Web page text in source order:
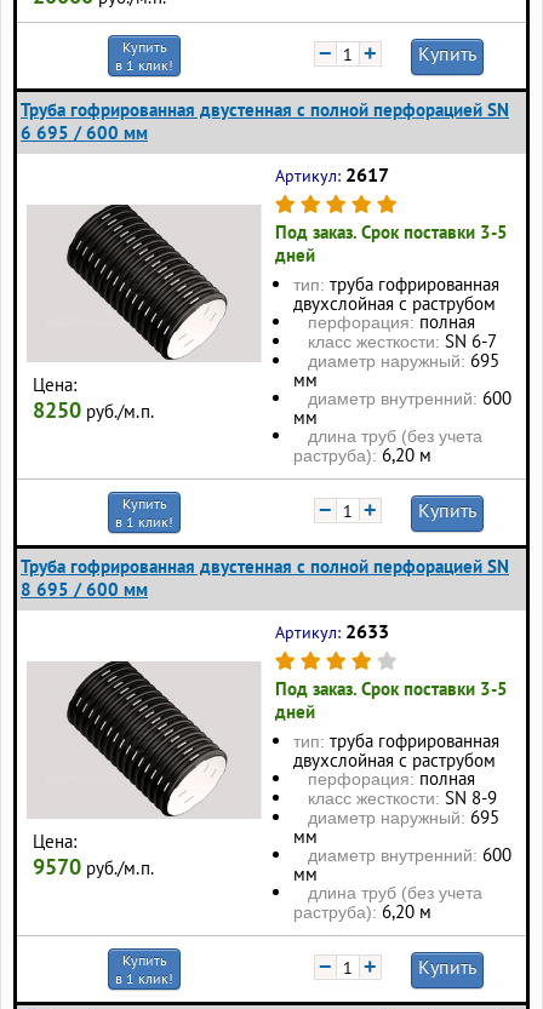
Купить
в 1 клик!
− + Купить
Труба гофрированная двустенная с полной перфорацией SN
6 695 / 600 мм
Цена:
8250 руб./м.п.
Артикул: 2617
Под заказ. Срок поставки 3-5
дней
тип: труба гофрированная
двухслойная с раструбом
перфорация: полная
класс жесткости: SN 6-7
диаметр наружный: 695
мм
диаметр внутренний: 600
мм
длина труб (без учета
раструба): 6,20 м
Купить
в 1 клик!
− + Купить
Труба гофрированная двустенная с полной перфорацией SN
8 695 / 600 мм
Цена:
9570 руб./м.п.
Артикул: 2633
Под заказ. Срок поставки 3-5
дней
тип: труба гофрированная
двухслойная с раструбом
перфорация: полная
класс жесткости: SN 8-9
диаметр наружный: 695
мм
диаметр внутренний: 600
мм
длина труб (без учета
раструба): 6,20 м
Купить
в 1 клик!
− + Купить